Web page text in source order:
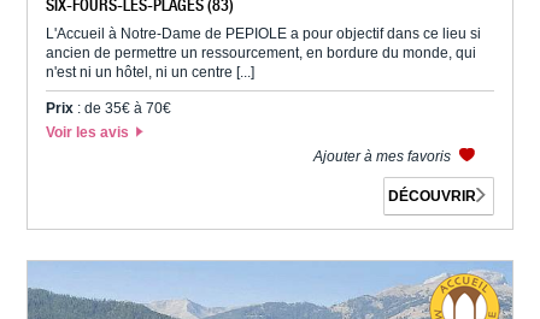
SIX-FOURS-LES-PLAGES (83)
L'Accueil à Notre-Dame de PEPIOLE a pour objectif dans ce lieu si
ancien de permettre un ressourcement, en bordure du monde, qui
n'est ni un hôtel, ni un centre [...]
Prix : de 35€ à 70€
Voir les avis
Ajouter à mes favoris
DÉCOUVRIR